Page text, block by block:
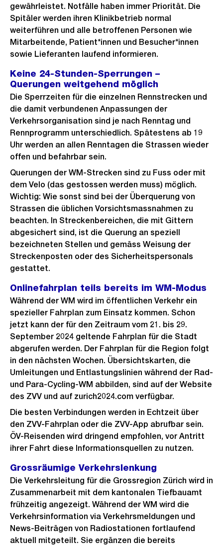
gewährleistet. Notfälle haben immer Priorität. Die
Spitäler werden ihren Klinikbetrieb normal
weiterführen und alle betroffenen Personen wie
Mitarbeitende, Patient*innen und Besucher*innen
sowie Lieferanten laufend informieren.
Keine 24-Stunden-Sperrungen –
Querungen weitgehend möglich
Die Sperrzeiten für die einzelnen Rennstrecken und
die damit verbundenen Anpassungen der
Verkehrsorganisation sind je nach Renntag und
Rennprogramm unterschiedlich. Spätestens ab 19
Uhr werden an allen Renntagen die Strassen wieder
offen und befahrbar sein.
Querungen der WM-Strecken sind zu Fuss oder mit
dem Velo (das gestossen werden muss) möglich.
Wichtig: Wie sonst sind bei der Überquerung von
Strassen die üblichen Vorsichtsmassnahmen zu
beachten. In Streckenbereichen, die mit Gittern
abgesichert sind, ist die Querung an speziell
bezeichneten Stellen und gemäss Weisung der
Streckenposten oder des Sicherheitspersonals
gestattet.
Onlinefahrplan teils bereits im WM-Modus
Während der WM wird im öffentlichen Verkehr ein
spezieller Fahrplan zum Einsatz kommen. Schon
jetzt kann der für den Zeitraum vom 21. bis 29.
September 2024 geltende Fahrplan für die Stadt
abgerufen werden. Der Fahrplan für die Region folgt
in den nächsten Wochen. Übersichtskarten, die
Umleitungen und Entlastungslinien während der Rad-
und Para-Cycling-WM abbilden, sind auf der Website
des ZVV und auf zurich2024.com verfügbar.
Die besten Verbindungen werden in Echtzeit über
den ZVV-Fahrplan oder die ZVV-App abrufbar sein.
ÖV-Reisenden wird dringend empfohlen, vor Antritt
ihrer Fahrt diese Informationsquellen zu nutzen.
Grossräumige Verkehrslenkung
Die Verkehrsleitung für die Grossregion Zürich wird in
Zusammenarbeit mit dem kantonalen Tiefbauamt
frühzeitig angezeigt. Während der WM wird die
Verkehrsinformation via Verkehrsmeldungen und
News-Beiträgen von Radiostationen fortlaufend
aktuell mitgeteilt. Sie ergänzen die bereits